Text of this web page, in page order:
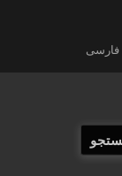
فارسی